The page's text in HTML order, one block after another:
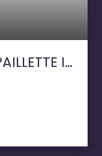
Agence du Havre - PAILLETTE IMMOBILIER